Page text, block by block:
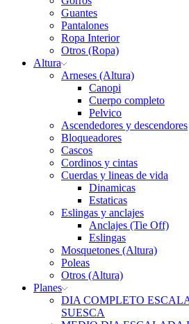
Guantes
Pantalones
Ropa Interior
Otros (Ropa)
Altura
Arneses (Altura)
Canopi
Cuerpo completo
Pelvico
Ascendedores y descendores
Bloqueadores
Cascos
Cordinos y cintas
Cuerdas y lineas de vida
Dinamicas
Estaticas
Eslingas y anclajes
Anclajes (Tie Off)
Eslingas
Mosquetones (Altura)
Poleas
Otros (Altura)
Planes
DIA COMPLETO
SUESCA